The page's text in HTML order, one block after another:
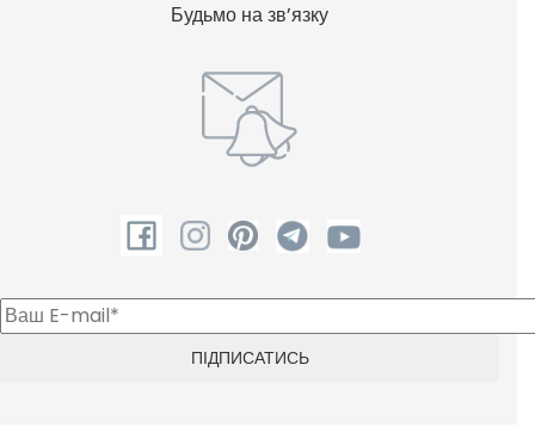
Будьмо на зв’язку